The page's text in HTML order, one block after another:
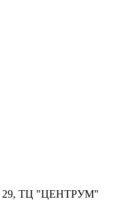
29, ТЦ "ЦЕНТРУМ"